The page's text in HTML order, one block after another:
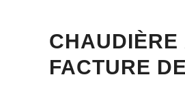
CHAUDIÈRE
FACTURE